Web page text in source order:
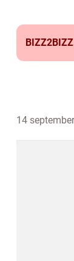
14